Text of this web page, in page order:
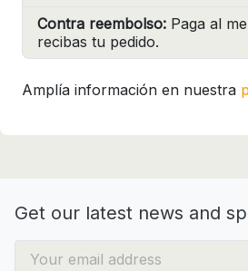
Contra reembolso: Paga al
recibas tu pedido.
Amplía información en nuestra
Get our latest news and